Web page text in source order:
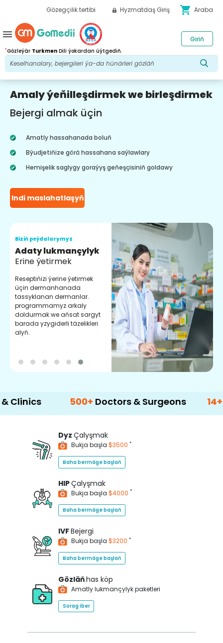
Gözegçilik tertibi Hyzmatdaş Giriş shopping_cart Araba
*Gözleýär Turkmen Dili ýokardan üýtgediň.
Giriň
menu
Amaly ýeňilleşdirmek we birleşdirmek
Bejergi almak üçin
Amatly hassahanada boluň
Býudjetiňize görä hassahana saýlawlary
Hemişelik saglygy goraýyş geňeşçisiniň goldawy
Indi maslahatlaşyň
Biziň peýdalarymyz
Adaty lukmançylyk
Erine ýetirmek
Reseptiňizi ýerine ýetirmek
üçin dermanhanada
tassyklanan dermanlar.
programmamyz arkaly
doldurmak we aňsat sargyt
barada yzygiderli täzelikleri
alyň.
500+ Doctors & Surgeons 14+
Dyz Çalyşmak
Bukja başla $3500 *
Baha bermäge başlaň
HIPÇalyşmak
Bukja başla $4000 *
Baha bermäge başlaň
IVFBejergi
Bukja başla $3200 *
Baha bermäge başlaň
Gözläňhas köp
Amatly lukmançylyk paketleri
Sorag iber